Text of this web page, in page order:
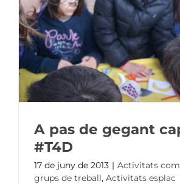
A pas de gegant
#T4D
17 de juny de 2013 | Activitats
grups de treball, Activitats esplac